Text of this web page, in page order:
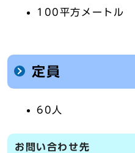
100平方メートル
定員
60人
お問い合わせ先